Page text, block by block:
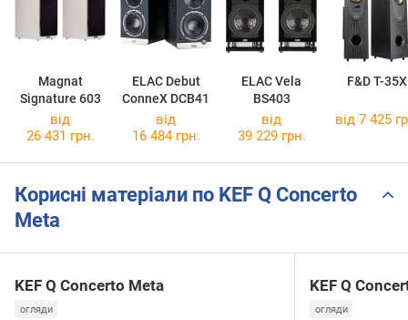
Magnat
Signature 603
ELAC Debut
ConneX DCB41
ELAC Vela
BS403
F&D T-35X
від
26 431 грн.
від
16 484 грн.
від
39 229 грн.
від 7 425
Корисні матеріали по KEF Q Concerto
Meta
KEF Q Concerto Meta
огляди
KEF Q
огляди